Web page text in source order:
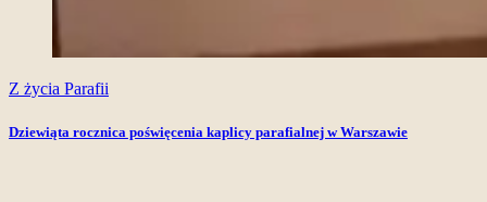
Z życia Parafii
Dziewiąta rocznica poświęcenia kaplicy parafialnej w Warszawie